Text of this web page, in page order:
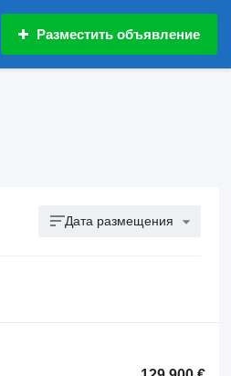
Разместить объявление
Дата размещения